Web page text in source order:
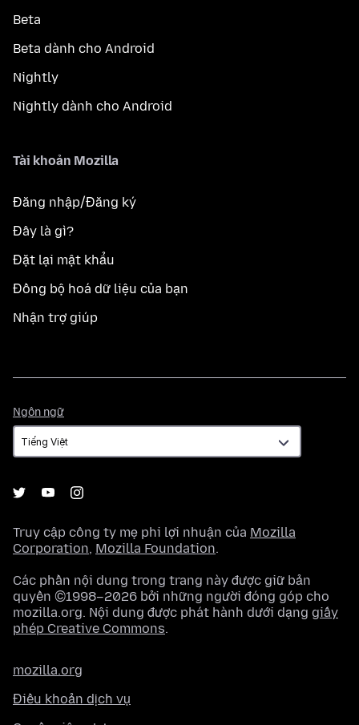
Beta
Beta dành cho Android
Nightly
Nightly dành cho Android
Tài khoản Mozilla
Đăng nhập/Đăng ký
Đây là gì?
Đặt lại mật khẩu
Đồng bộ hoá dữ liệu của bạn
Nhận trợ giúp
Ngôn ngữ
ngữ
Truy cập công ty mẹ phi lợi nhuận của Mozilla
Corporation, Mozilla Foundation.
Các phần nội dung trong trang này được giữ bản
quyền ©1998–2026 bởi những người đóng góp cho
mozilla.org. Nội dung được phát hành dưới dạng giấy
phép Creative Commons.
mozilla.org
Điều khoản dịch vụ